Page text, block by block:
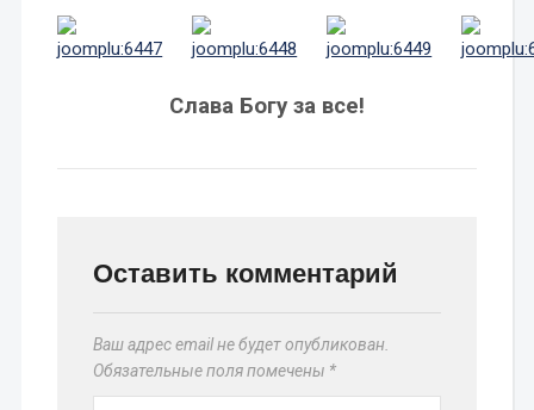
Слава Богу за все!
Оставить комментарий
Ваш адрес email не будет опубликован.
Обязательные поля помечены *